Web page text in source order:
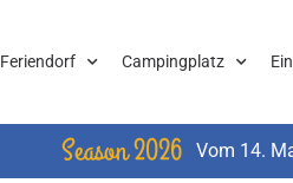
Feriendorf Campingplatz
Season 2026 Vom 14.